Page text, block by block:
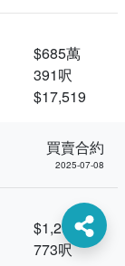
$685萬
391呎
$17,519
買賣合約
2025-07-08
$1,298萬
773呎